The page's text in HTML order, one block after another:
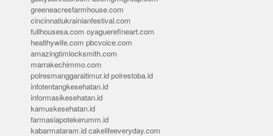
greeneacresfarmhouse.com
cincinnatiukrainianfestival.com
fullhousesa.com oyaguerefineart.com
healthywife.com pbcvoice.com
amazingtimlocksmith.com
marrakechimmo.com
polresmanggaraitimur.id polrestoba.id
infotentangkesehatan.id
informasikesehatan.id
kamuskesehatan.id
farmasiapotekerumm.id
kabarmataram.id cakelifeeveryday.com